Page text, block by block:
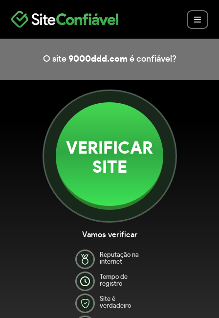
O site 9000ddd.com é confiável?
VERIFICAR
SITE
Vamos verificar
Reputação na
internet
Tempo de
registro
Site é
verdadeiro